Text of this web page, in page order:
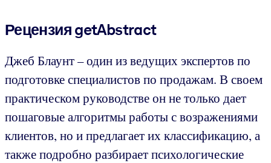
Рецензия getAbstract
Джеб Блаунт – один из ведущих экспертов по
подготовке специалистов по продажам. В своем
практическом руководстве он не только дает
пошаговые алгоритмы работы с возражениями
клиентов, но и предлагает их классификацию, а
также подробно разбирает психологические